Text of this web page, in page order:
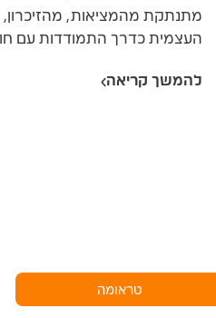
מתנתקת מהמציאות, מהזיכרון,
העצמית כדרך התמודדות עם
הישרדות חכמה של הנפש
להמשך קריאה
טראומה